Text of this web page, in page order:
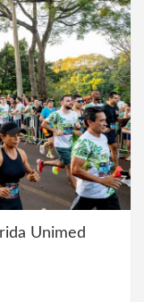
Unimed